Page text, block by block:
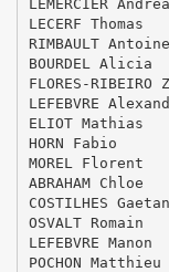
LEMERCIER Andrea
LECERF Thomas
RIMBAULT Antoine
BOURDEL Alicia
FLORES-RIBEIRO
LEFEBVRE
ELIOT Mathias
HORN Fabio
MOREL Florent
ABRAHAM Chloe
COSTILHES Gaetan
OSVALT Romain
LEFEBVRE Manon
POCHON Matthieu